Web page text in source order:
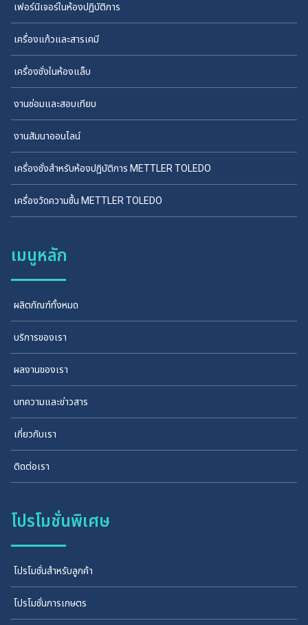
เฟอร์นิเจอร์ในห้องปฏิบัติการ
เครื่องแก้วและสารเคมี
เครื่องชั่งในห้องแล็บ
งานซ่อมและสอบเทียบ
งานสัมนาออนไลน์
เครื่องชั่งสำหรับห้องปฏิบัติการ METTLER TOLEDO
เครื่องวัดความชื้น METTLER TOLEDO
เมนูหลัก
ผลิตภัณฑ์ทั้งหมด
บริการของเรา
ผลงานของเรา
บทความและข่าวสาร
เกี่ยวกับเรา
ติดต่อเรา
โปรโมชั่นพิเศษ
โปรโมชั่นสำหรับลูกค้า
โปรโมชั่นการเกษตร